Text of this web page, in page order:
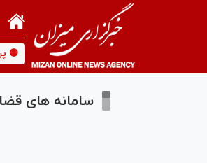
🟡
سامانه های